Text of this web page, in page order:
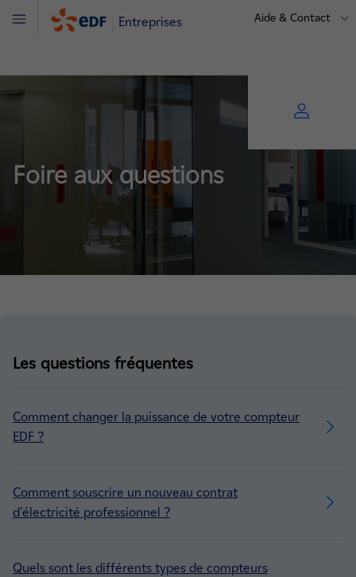
Entreprises Aide & Contact
Menu
Foire aux questions
Les questions fréquentes
Comment changer la puissance de votre compteur
EDF ?
Comment souscrire un nouveau contrat
d'électricité professionnel ?
Quels sont les différents types de compteurs